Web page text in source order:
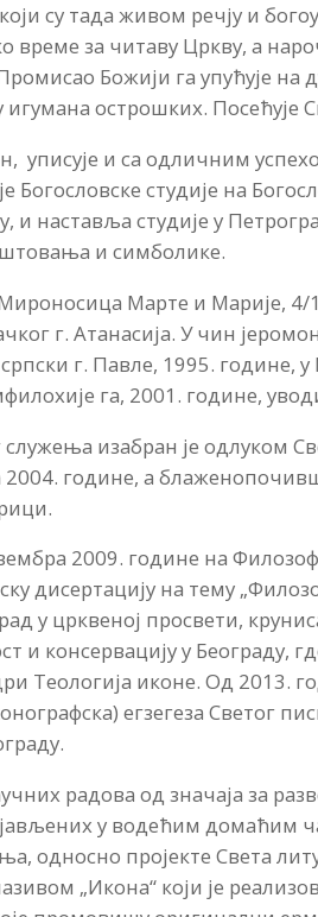
су тада живом речју и
за читаву Цркву, а
Божији га упућује на
острошких. Посећује
уписује и са одличним
Богословске студије на
и наставља студије у
и симболике.
Марте и Марије, 4/
г. Атанасија. У чин
г. Павле, 1995. године,
га, 2001. године,
изабран је одлуком
године, а
2009. године на
дисертацију на тему
у црквеној просвети,
и консервацију у Београду,
Теологија иконе. Од 2013.
егзегеза Светог
радова од значаја за
у водећим домаћим
односно пројекте Света
„Икона“ који је